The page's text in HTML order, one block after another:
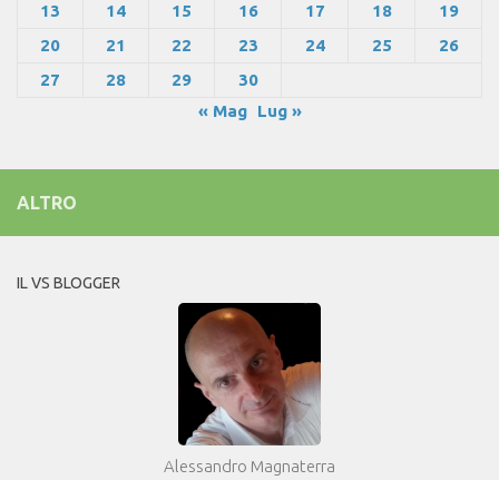
13
14 15 16 17 18
19
20
21 22 23 24 25
26
27
28 29
30
« Mag
Lug »
ALTRO
IL VS BLOGGER
Alessandro Magnaterra